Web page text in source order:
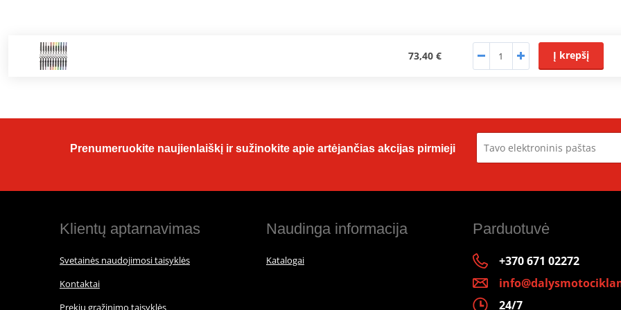
73,40 € Į krepšį
Prenumeruokite naujienlaiškį ir sužinokite apie artėjančias akcijas pirmieji
Klientų aptarnavimas
Svetainės naudojimosi taisyklės
Kontaktai
Prekių grąžinimo taisyklės
Naudinga informacija
Katalogai
Parduotuvė
+370 671 02272
24/7